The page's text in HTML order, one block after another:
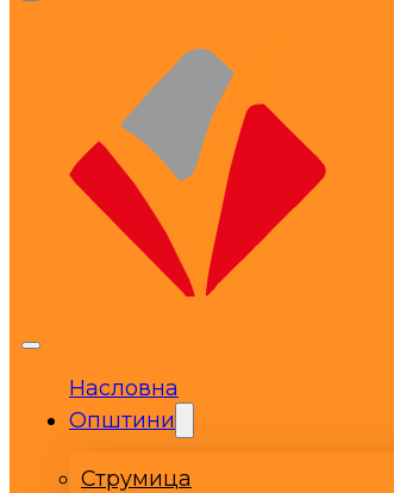
Насловна
Општини
Струмица